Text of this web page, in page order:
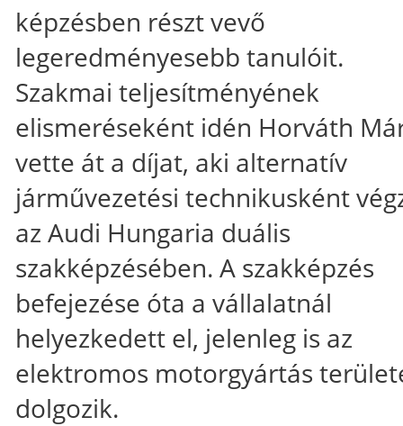
képzésben részt vevő
legeredményesebb tanulóit.
Szakmai teljesítményének
elismeréseként idén Horváth
vette át a díjat, aki alternatív
járművezetési technikusként
az Audi Hungaria duális
szakképzésében. A szakképzés
befejezése óta a vállalatnál
helyezkedett el, jelenleg is az
elektromos motorgyártás
dolgozik.